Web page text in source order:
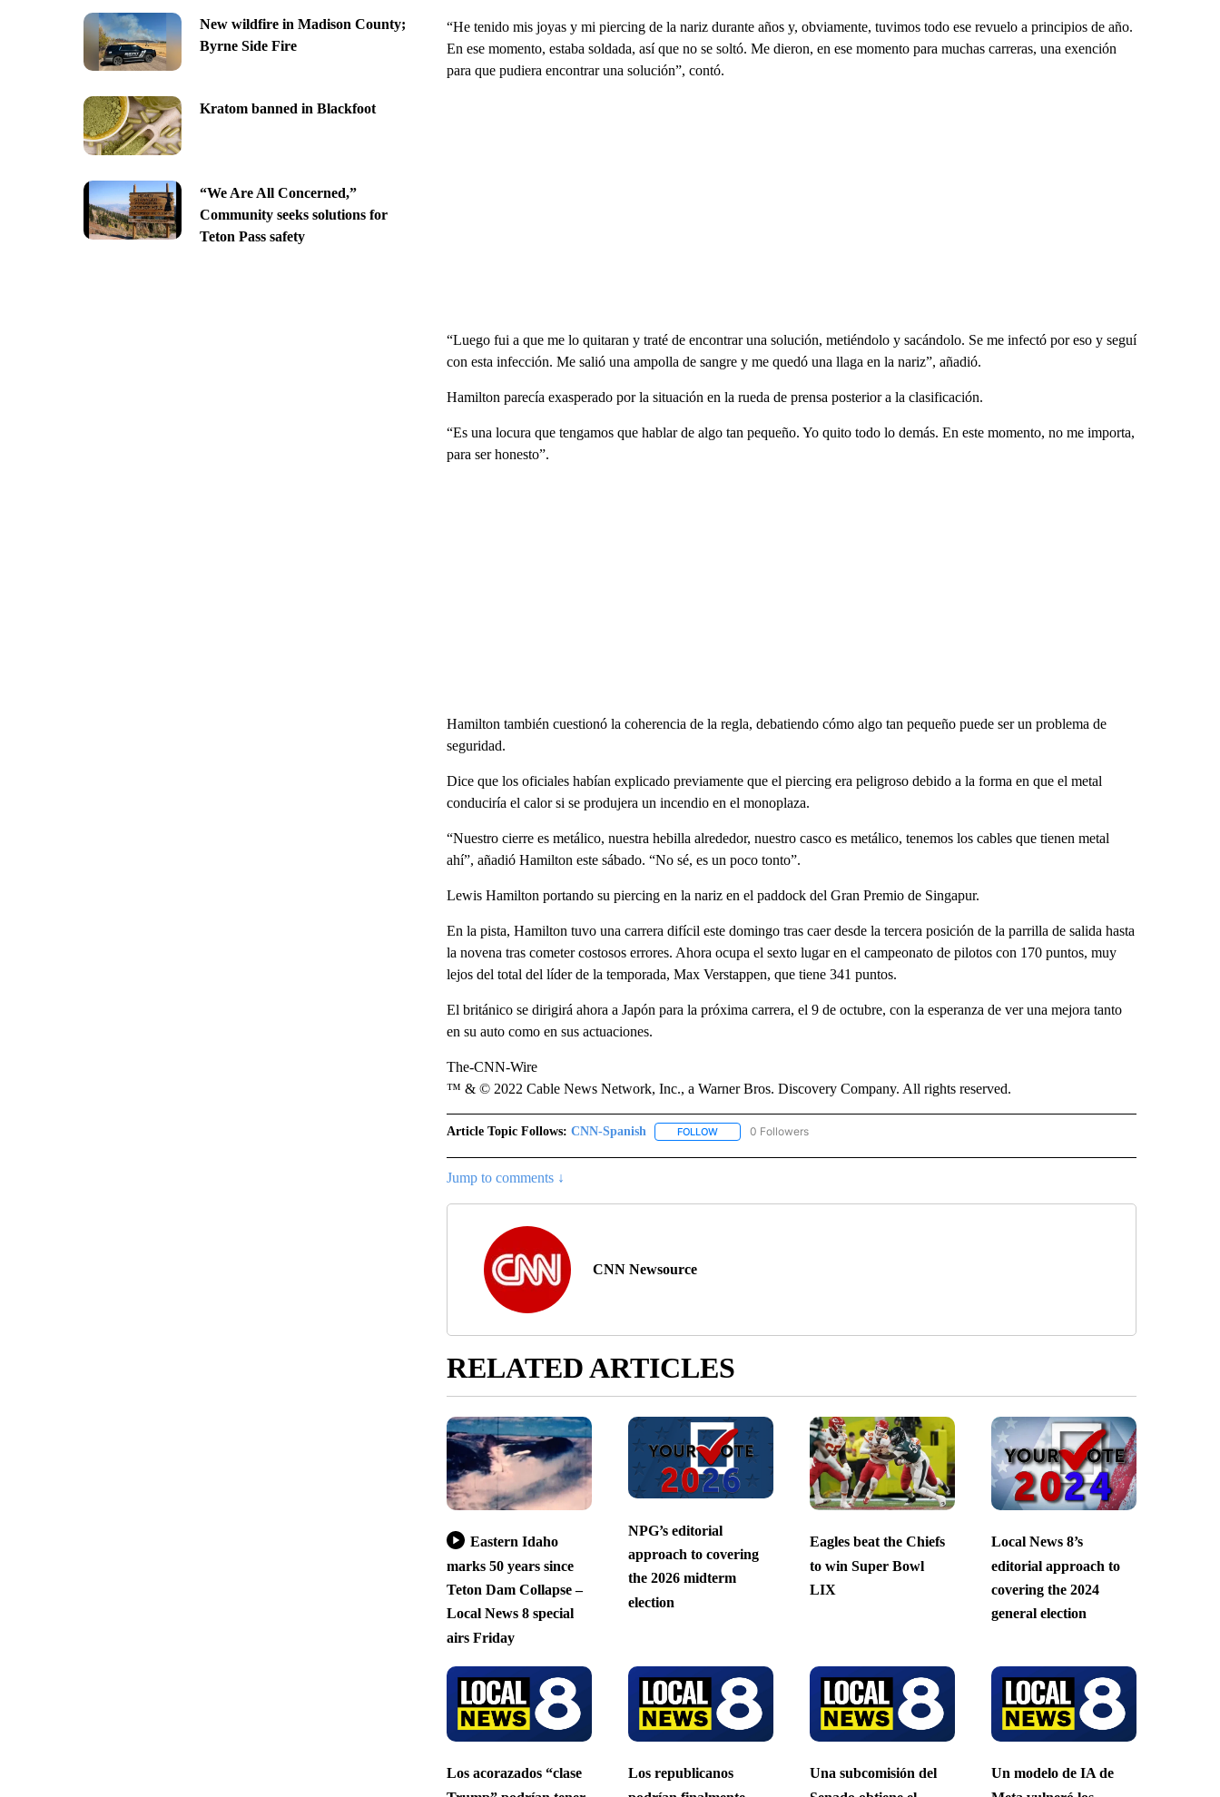
New wildfire in Madison County;
Byrne Side Fire
Kratom banned in Blackfoot
“We Are All Concerned,”
Community seeks solutions for
Teton Pass safety
“He tenido mis joyas y mi piercing de la nariz durante años y, obviamente, tuvimos todo ese revuelo a principios de año.
En ese momento, estaba soldada, así que no se soltó. Me dieron, en ese momento para muchas carreras, una exención
para que pudiera encontrar una solución”, contó.
“Luego fui a que me lo quitaran y traté de encontrar una solución, metiéndolo y sacándolo. Se me infectó por eso y seguí
con esta infección. Me salió una ampolla de sangre y me quedó una llaga en la nariz”, añadió.
Hamilton parecía exasperado por la situación en la rueda de prensa posterior a la clasificación.
“Es una locura que tengamos que hablar de algo tan pequeño. Yo quito todo lo demás. En este momento, no me importa,
para ser honesto”.
Hamilton también cuestionó la coherencia de la regla, debatiendo cómo algo tan pequeño puede ser un problema de
seguridad.
Dice que los oficiales habían explicado previamente que el piercing era peligroso debido a la forma en que el metal
conduciría el calor si se produjera un incendio en el monoplaza.
“Nuestro cierre es metálico, nuestra hebilla alrededor, nuestro casco es metálico, tenemos los cables que tienen metal
ahí”, añadió Hamilton este sábado. “No sé, es un poco tonto”.
Lewis Hamilton portando su piercing en la nariz en el paddock del Gran Premio de Singapur.
En la pista, Hamilton tuvo una carrera difícil este domingo tras caer desde la tercera posición de la parrilla de salida hasta
la novena tras cometer costosos errores. Ahora ocupa el sexto lugar en el campeonato de pilotos con 170 puntos, muy
lejos del total del líder de la temporada, Max Verstappen, que tiene 341 puntos.
El británico se dirigirá ahora a Japón para la próxima carrera, el 9 de octubre, con la esperanza de ver una mejora tanto
en su auto como en sus actuaciones.
The-CNN-Wire
™ & © 2022 Cable News Network, Inc., a Warner Bros. Discovery Company. All rights reserved.
Article Topic Follows: CNN-Spanish FOLLOWFOLLOW "CNN-SPANISH" TO RECEIVE NOTIFICATIONS ABOUT NEW PAGES ON "CNN-SPANISH".
0 Followers
Jump to comments ↓
CNN Newsource
RELATED ARTICLES
Eastern Idaho
marks 50 years since
Teton Dam Collapse –
Local News 8 special
airs Friday
NPG’s editorial
approach to covering
the 2026 midterm
election
Eagles beat the Chiefs
to win Super Bowl
LIX
Local News 8’s
editorial approach to
covering the 2024
general election
Los acorazados “clase
Los republicanos
Una subcomisión del
Un modelo de IA de